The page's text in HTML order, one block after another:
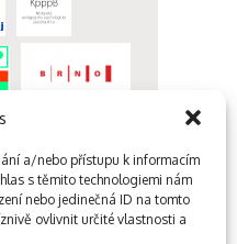
a/nebo přístupu k informacím
s těmito technologiemi nám
nebo jedinečná ID na tomto
ovlivnit určité vlastnosti a
webdesign kutululu